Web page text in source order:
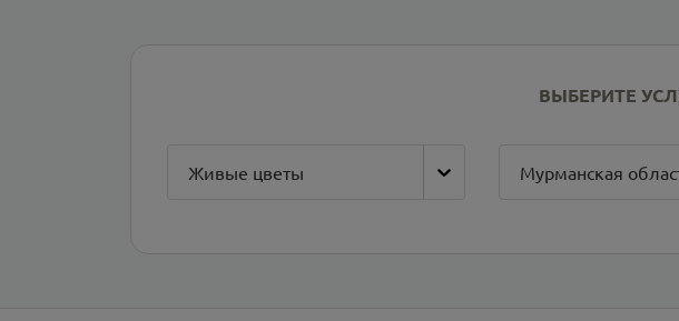
ВЫБЕРИТЕ
Живые цветы Мурманская